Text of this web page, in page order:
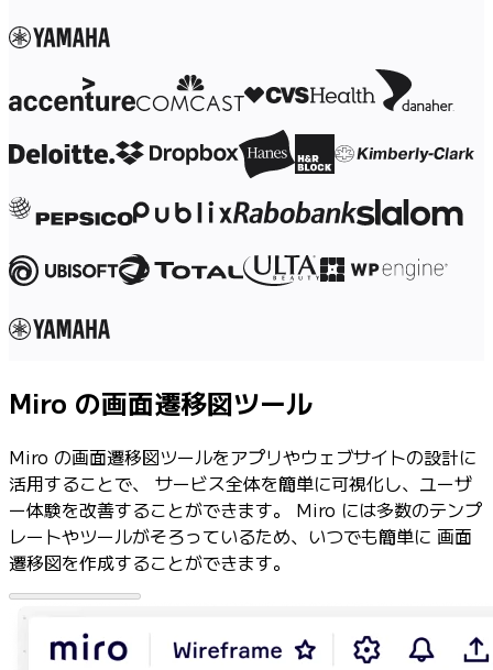
IT
戦略的イニシアティブ別
Product OS
AI トランスフォーメーション
働き方変革
社内デジタル環境
顧客体験とサービスのデザイン
クラウドとソフトウェアの変革
学習
ウェビナー
コミュニティーとサポート
ヘルプセンター
イベント
コミュニティー
ブログ
パートナーとサービス
ソリューション パートナー
Miro の画面遷移図ツール
Miro の画面遷移図ツールをアプリやウェブサイトの設計に
活用することで、 サービス全体を簡単に可視化し、ユーザ
ー体験を改善することができます。 Miro には多数のテンプ
レートやツールがそろっているため、いつでも簡単に 画面
遷移図を作成することができます。